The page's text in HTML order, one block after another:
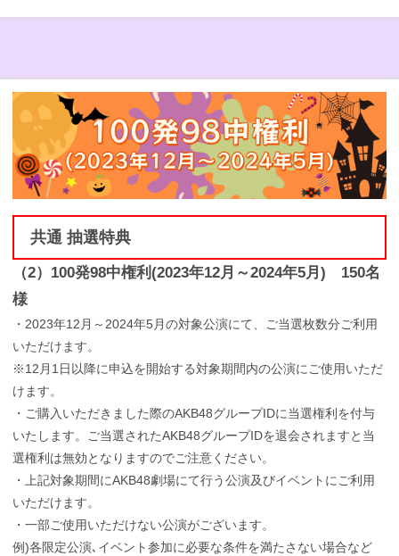
共通 抽選特典
（2）100発98中権利(2023年12月～2024年5月) 150名
様
・2023年12月～2024年5月の対象公演にて、ご当選枚数分ご利用
いただけます。
※12月1日以降に申込を開始する対象期間内の公演にご使用いただ
けます。
・ご購入いただきました際のAKB48グループIDに当選権利を付与
いたします。ご当選されたAKB48グループIDを退会されますと当
選権利は無効となりますのでご注意ください。
・上記対象期間にAKB48劇場にて行う公演及びイベントにご利用
いただけます。
・一部ご使用いただけない公演がございます。
例)各限定公演､イベント参加に必要な条件を満たさない場合など